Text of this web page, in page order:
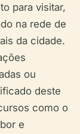
para visitar,
na rede de
da cidade.
ou
deste
como o
e